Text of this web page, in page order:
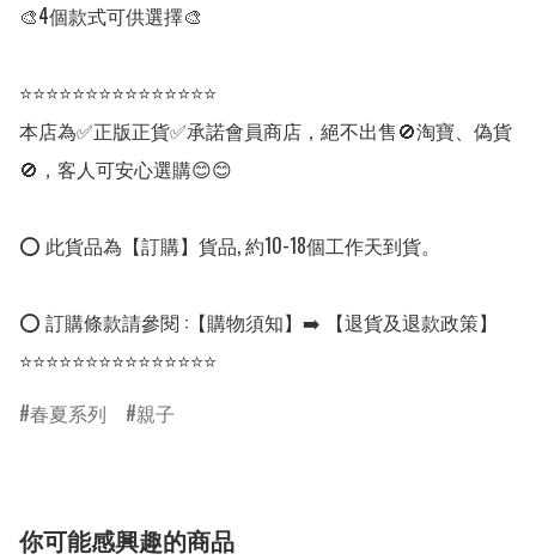
🎨4個款式可供選擇🎨
⭐⭐⭐⭐⭐⭐⭐⭐⭐⭐⭐⭐⭐⭐⭐
本店為✅正版正貨✅承諾會員商店，絕不出售🚫淘寶、偽貨
🚫，客人可安心選購😊😊
⭕ 此貨品為【訂購】貨品, 約10-18個工作天到貨。
⭕ 訂購條款請參閱 :【購物須知】➡️ 【退貨及退款政策】
⭐⭐⭐⭐⭐⭐⭐⭐⭐⭐⭐⭐⭐⭐⭐
春夏系列
親子
你可能感興趣的商品